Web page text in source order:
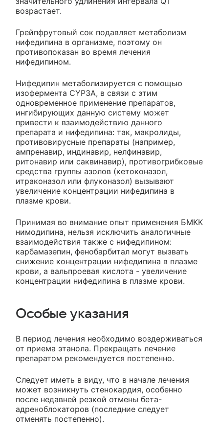
возрастает.
Грейпфрутовый сок подавляет метаболизм
нифедипина в организме, поэтому он
противопоказан во время лечения
нифедипином.
Нифедипин метаболизируется с помощью
изофермента CYP3A, в связи с этим
одновременное применение препаратов,
ингибирующих данную систему может
привести к взаимодействию данного
препарата и нифедипина: так, макролиды,
противовирусные препараты (например,
ампренавир, индинавир, нелфинавир,
ритонавир или саквинавир), противогрибковые
средства группы азолов (кетоконазол,
итраконазол или флуконазол) вызывают
увеличение концентрации нифедипина в
плазме крови.
Принимая во внимание опыт применения БМКК
нимодипина, нельзя исключить аналогичные
взаимодействия также с нифедипином:
карбамазепин, фенобарбитал могут вызвать
снижение концентрации нифедипина в плазме
крови, а вальпроевая кислота - увеличение
концентрации нифедипина в плазме крови.
Особые указания
В период лечения необходимо воздерживаться
от приема этанола. Прекращать лечение
препаратом рекомендуется постепенно.
Следует иметь в виду, что в начале лечения
может возникнуть стенокардия, особенно
после недавней резкой отмены бета-
адреноблокаторов (последние следует
отменять постепенно).